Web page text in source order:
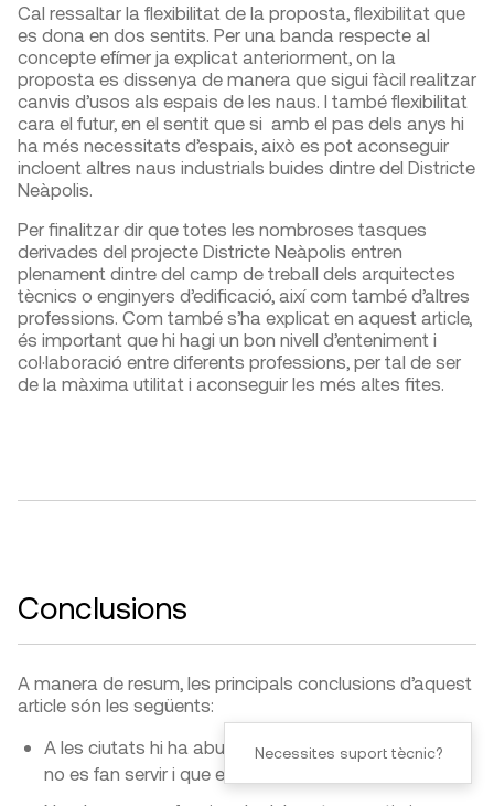
Cal ressaltar la flexibilitat de la proposta, flexibilitat que
es dona en dos sentits. Per una banda respecte al
concepte efímer ja explicat anteriorment, on la
proposta es dissenya de manera que sigui fàcil realitzar
canvis d’usos als espais de les naus. I també flexibilitat
cara el futur, en el sentit que si amb el pas dels anys hi
ha més necessitats d’espais, això es pot aconseguir
incloent altres naus industrials buides dintre del Districte
Neàpolis.
Per finalitzar dir que totes les nombroses tasques
derivades del projecte Districte Neàpolis entren
plenament dintre del camp de treball dels arquitectes
tècnics o enginyers d’edificació, així com també d’altres
professions. Com també s’ha explicat en aquest article,
és important que hi hagi un bon nivell d’enteniment i
col·laboració entre diferents professions, per tal de ser
de la màxima utilitat i aconseguir les més altes fites.
Conclusions
A manera de resum, les principals conclusions d’aquest
article són les següents:
A les ciutats hi ha abundants naus industrials que
no es fan servir i que estan buides.
Necessites suport tècnic?